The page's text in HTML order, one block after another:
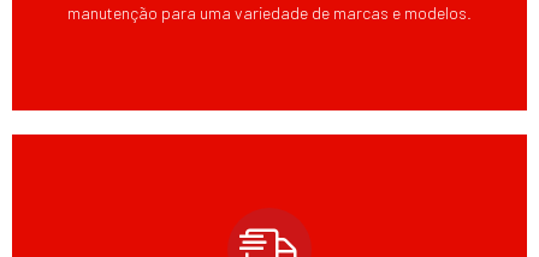
manutenção para uma variedade de marcas e modelos.